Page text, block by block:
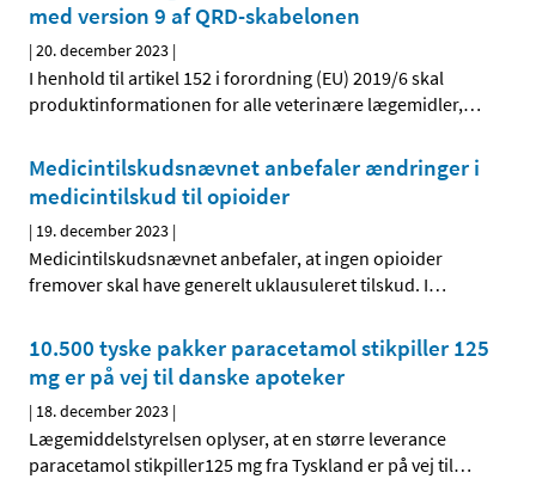
med version 9 af QRD-skabelonen
|20. december 2023 |
I henhold til artikel 152 i forordning (EU) 2019/6 skal
produktinformationen for alle veterinære lægemidler,…
Medicintilskudsnævnet anbefaler ændringer i
medicintilskud til opioider
| 19. december 2023 |
Medicintilskudsnævnet anbefaler, at ingen opioider
fremover skal have generelt uklausuleret tilskud. I…
10.500 tyske pakker paracetamol stikpiller 125
mg er på vej til danske apoteker
| 18. december 2023 |
Lægemiddelstyrelsen oplyser, at en større leverance
paracetamol stikpiller125 mg fra Tyskland er på vej til…